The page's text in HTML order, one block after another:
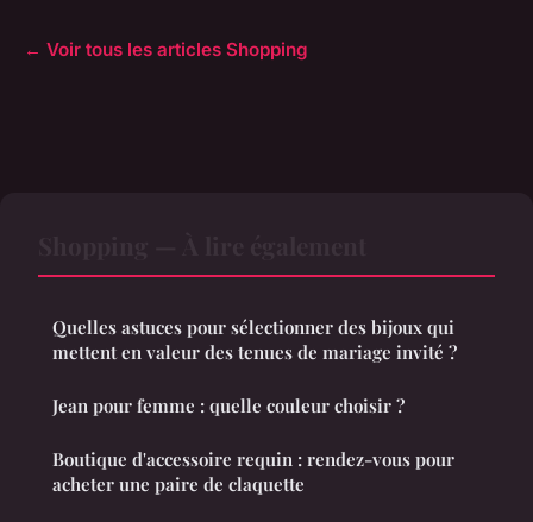
← Voir tous les articles Shopping
Quelles astuces pour sélectionner des bijoux qui
mettent en valeur des tenues de mariage invité ?
Jean pour femme : quelle couleur choisir ?
Boutique d'accessoire requin : rendez-vous pour
acheter une paire de claquette